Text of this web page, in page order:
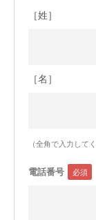
ヘルプ
大量購入・法人向
［姓］
［名］
（全角で入力して
電話番号